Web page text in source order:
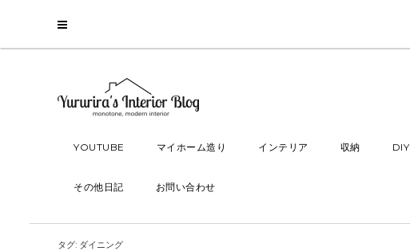
YOUTUBE マイホーム造り インテリア 収納 DIY
その他日記 お問い合わせ
タグ: ダイニング